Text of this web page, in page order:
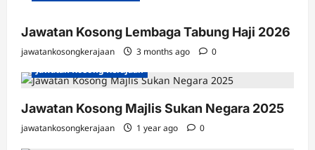
Jawatan Kosong Lembaga Tabung Haji 2026
jawatankosongkerajaan 3 months ago
0
Jawatan Kosong Kerajaan
Jawatan Kosong Majlis Sukan Negara 2025
jawatankosongkerajaan 1 year ago 0